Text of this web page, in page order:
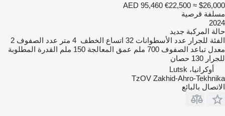
AED 95,460 €22,500 ≈ $26,000
مسلفة قرصية
2024
حالة المركبة جديد
الفئة للجرار عدد الأسطوانات 32 اتساع الخطف 4 متر عدد الصفوف 2
معدل تباعد الصفوف 700 ملم عمق المعالجة 150 ملم
القدرة المطلوبة
للجرار 130 حصان
أوكرانيا، Lutsk
TzOV Zakhid-Ahro-Tekhnika
الاتصال بالبائع